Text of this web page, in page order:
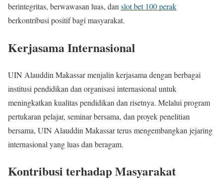
berintegritas, berwawasan luas, dan slot bet 100 perak
berkontribusi positif bagi masyarakat.
Kerjasama Internasional
UIN Alauddin Makassar menjalin kerjasama dengan berbagai
institusi pendidikan dan organisasi internasional untuk
meningkatkan kualitas pendidikan dan risetnya. Melalui program
pertukaran pelajar, seminar bersama, dan proyek penelitian
bersama, UIN Alauddin Makassar terus mengembangkan jejaring
internasional yang luas dan beragam.
Kontribusi terhadap Masyarakat